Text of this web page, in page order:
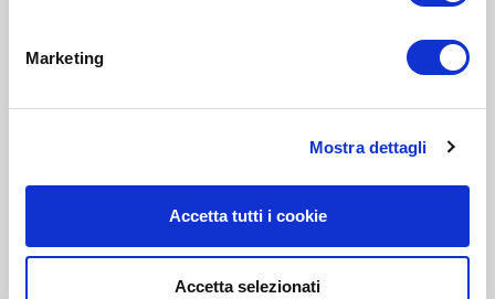
Marketing
Mostra dettagli
Accetta tutti i cookie
Accetta selezionati